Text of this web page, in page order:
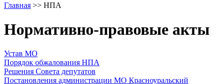
Главная >> НПА
Нормативно-правовые акты
Устав МО
Порядок обжалования НПА
Решения Совета депутатов
Постановления администрации МО Красноуральский